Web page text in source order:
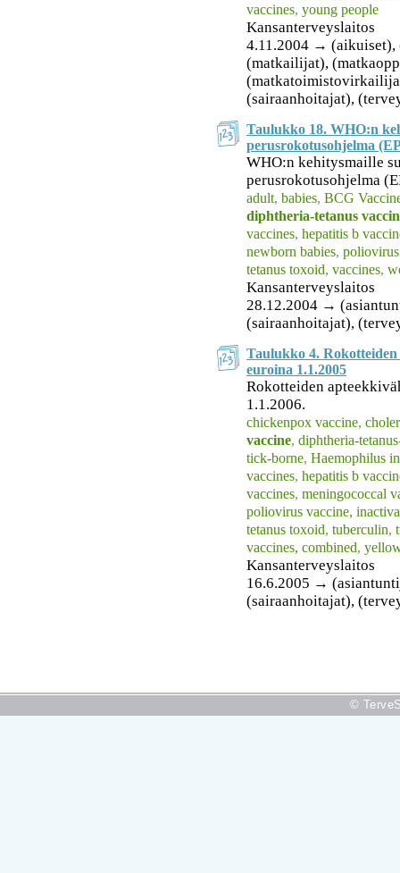
vaccines, young people
Kansanterveyslaitos
4.11.2004 → (aikuiset),
(matkailijat),
(sairaanhoitajat),
Taulukko 18. WHO:n
perusrokotusohjelma
WHO:n kehitysmaille
perusrokotusohjelma
adult, babies, BCG
diphtheria-tetanus
vaccines, hepatitis b
newborn babies,
tetanus toxoid, vaccines,
Kansanterveyslaitos
28.12.2004 →
(sairaanhoitajat),
Taulukko 4.
euroina 1.1.2005
Rokotteiden
1.1.2006.
chickenpox vaccine,
vaccine, diphtheria-
tick-borne, Haemophilus
vaccines, hepatitis b
vaccines, meningococcal
poliovirus vaccine,
tetanus toxoid, tuberculin,
vaccines, combined,
Kansanterveyslaitos
16.6.2005 →
(sairaanhoitajat),
©